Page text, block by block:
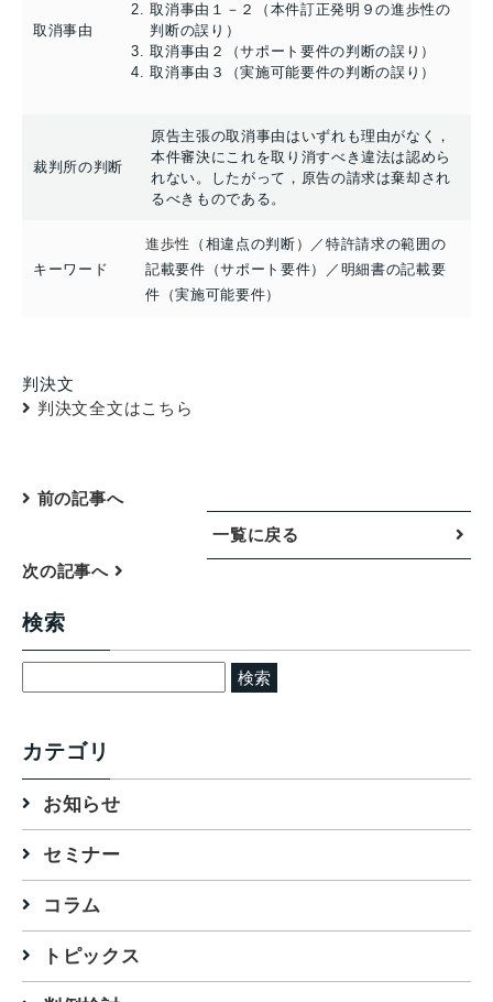
取消事由
取消事由１－２（本件訂正発明９の進歩性の
判断の誤り）
取消事由２（サポート要件の判断の誤り）
取消事由３（実施可能要件の判断の誤り）
裁判所の判断
原告主張の取消事由はいずれも理由がなく，
本件審決にこれを取り消すべき違法は認めら
れない。したがって，原告の請求は棄却され
るべきものである。
キーワード
進歩性
（相違点の判断）／特許請求の範囲の
記載要件（サポート要件）／明細書の記載要
件（実施可能要件）
判決文
判決文全文はこちら
前の記事へ
一覧に戻る
次の記事へ
検索
索:
カテゴリ
お知らせ
セミナー
コラム
トピックス